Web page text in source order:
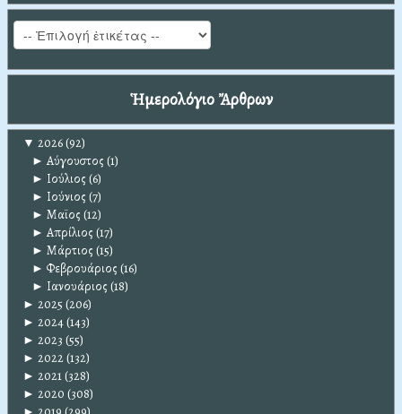
Ἡμερολόγιο Ἄρθρων
▼ 2026(92)
► Αύγουστος (1)
► Ιούλιος (6)
► Ιούνιος (7)
► Μαϊος (12)
► Απρίλιος (17)
► Μάρτιος (15)
► Φεβρουάριος (16)
► Ιανουάριος (18)
► 2025 (206)
► 2024(143)
► 2023 (55)
► 2022(132)
► 2021(328)
► 2020 (308)